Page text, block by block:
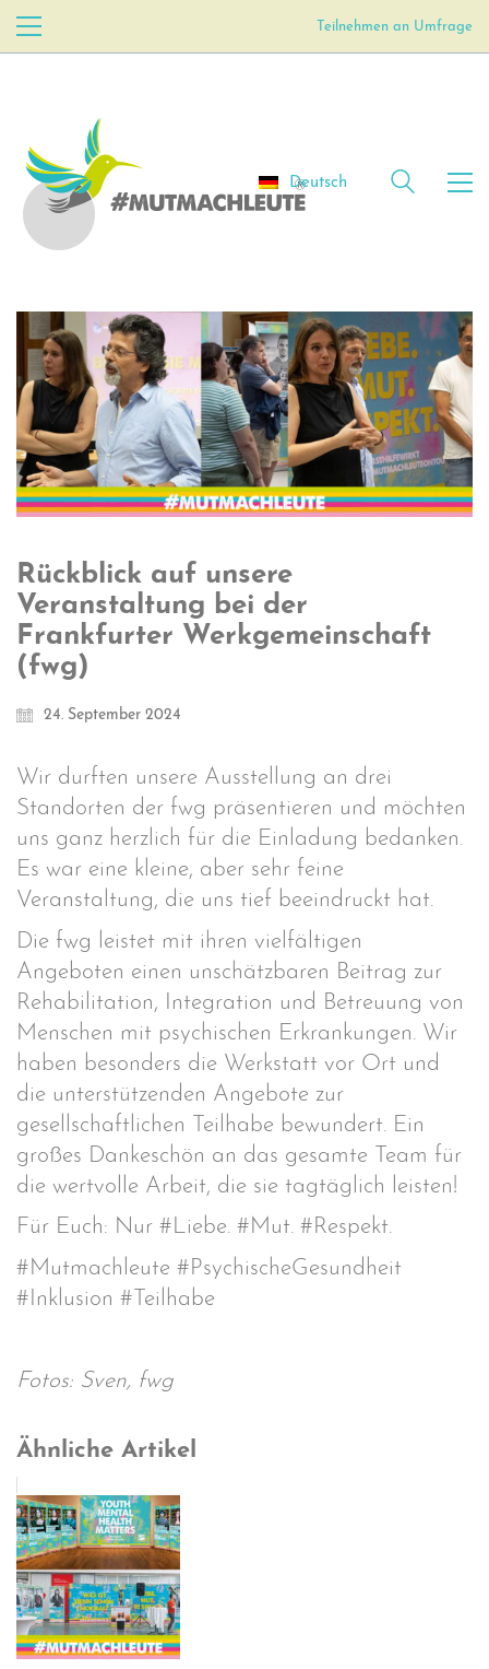
Teilnehmen an Umfrage
Deutsch
Rückblick auf unsere
Veranstaltung bei der
Frankfurter Werkgemeinschaft
(fwg)
24. September 2024
Wir durften unsere Ausstellung an drei
Standorten der fwg präsentieren und möchten
uns ganz herzlich für die Einladung bedanken.
Es war eine kleine, aber sehr feine
Veranstaltung, die uns tief beeindruckt hat.
Die fwg leistet mit ihren vielfältigen
Angeboten einen unschätzbaren Beitrag zur
Rehabilitation, Integration und Betreuung von
Menschen mit psychischen Erkrankungen. Wir
haben besonders die Werkstatt vor Ort und
die unterstützenden Angebote zur
gesellschaftlichen Teilhabe bewundert. Ein
großes Dankeschön an das gesamte Team für
die wertvolle Arbeit, die sie tagtäglich leisten!
Für Euch: Nur #Liebe. #Mut. #Respekt.
#Mutmachleute #PsychischeGesundheit
#Inklusion #Teilhabe
Fotos: Sven, fwg
Ähnliche Artikel